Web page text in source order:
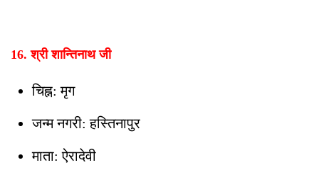
16. श्री शान्तिनाथ जी
चिह्न: मृग
जन्म नगरी: हस्तिनापुर
माता: ऐरादेवी